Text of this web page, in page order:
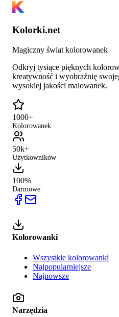
Kolorki.net
Magiczny świat kolorowanek
Odkryj tysiące pięknych
kreatywność i wyobraźnię
wysokiej jakości malowanek.
1000+
Kolorowanek
50k+
Użytkowników
100%
Darmowe
Kolorowanki
Wszystkie kolorowanki
Najpopularniejsze
Najnowsze
Narzędzia